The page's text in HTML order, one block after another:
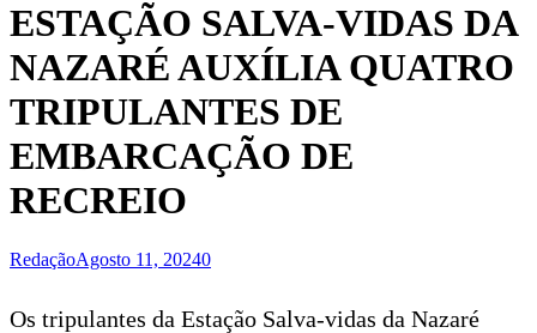
ESTAÇÃO SALVA-VIDAS DA
NAZARÉ AUXÍLIA QUATRO
TRIPULANTES DE
EMBARCAÇÃO DE
RECREIO
RedaçãoAgosto 11, 20240
Os tripulantes da Estação Salva-vidas da Nazaré